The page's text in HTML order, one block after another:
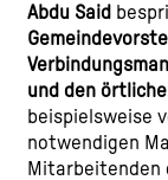
Abdu Said
und den
beispielsweise
notwendigen
Mitarbeitenden